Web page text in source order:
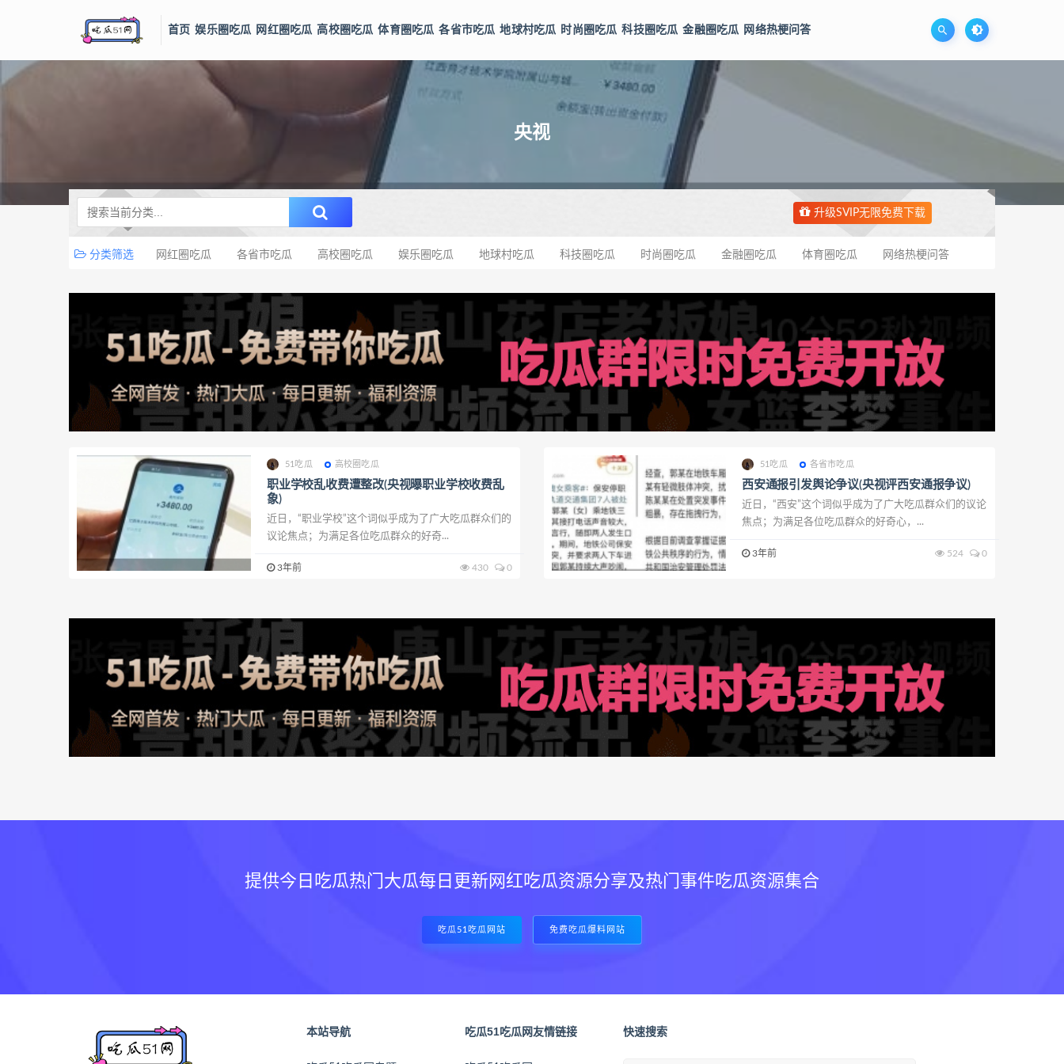
首页 娱乐圈吃瓜 网红圈吃瓜 高校圈吃瓜 体育圈吃瓜 各省市吃瓜 地球村吃瓜 时尚圈吃瓜 科技圈吃瓜 金融圈吃瓜 网络热梗问答
央视
升级SVIP无限免费下载
分类筛选 网红圈吃瓜 各省市吃瓜 高校圈吃瓜 娱乐圈吃瓜 地球村吃瓜 科技圈吃瓜 时尚圈吃瓜 金融圈吃瓜 体育圈吃瓜 网络热梗问答
51吃瓜 高校圈吃瓜
职业学校乱收费遭整改(央视曝职业学校收费乱
象)
近日，“职业学校”这个词似乎成为了广大吃瓜群众们的
议论焦点；为满足各位吃瓜群众的好奇...
3年前 430 0
51吃瓜 各省市吃瓜
西安通报引发舆论争议(央视评西安通报争议)
近日，“西安”这个词似乎成为了广大吃瓜群众们的议论
焦点；为满足各位吃瓜群众的好奇心，...
3年前 524 0
提供今日吃瓜热门大瓜每日更新网红吃瓜资源分享及热门事件吃瓜资源集合
吃瓜51吃瓜网站 免费吃瓜爆料网站
本站导航 吃瓜51吃瓜网友情链接 快速搜索